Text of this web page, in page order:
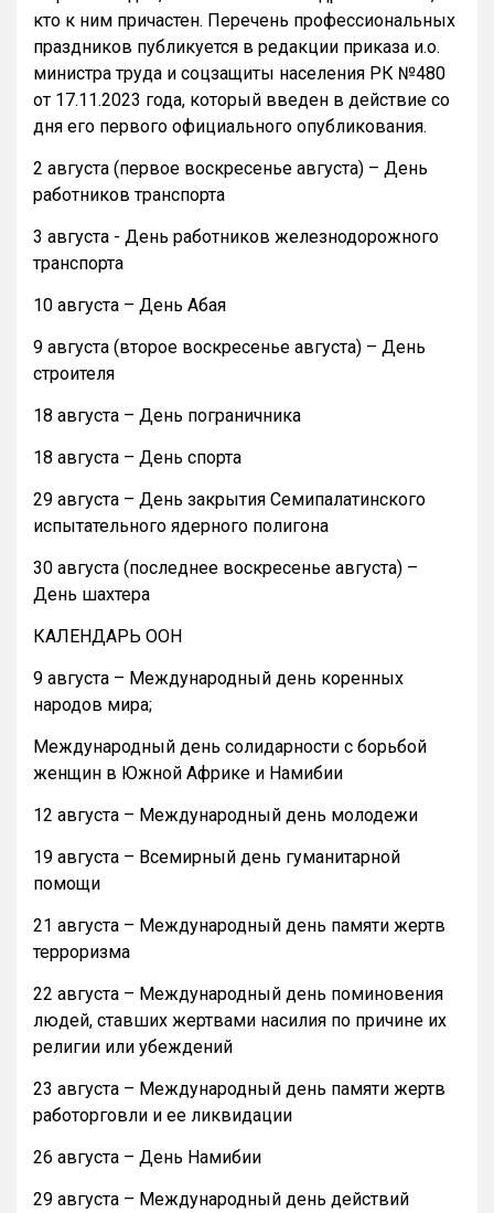
кто к ним причастен. Перечень профессиональных
праздников публикуется в редакции приказа и.о.
министра труда и соцзащиты населения РК №480
от 17.11.2023 года, который введен в действие со
дня его первого официального опубликования.
2 августа (первое воскресенье августа) – День
работников транспорта
3 августа - День работников железнодорожного
транспорта
10 августа – День Абая
9 августа (второе воскресенье августа) – День
строителя
18 августа – День пограничника
18 августа – День спорта
29 августа – День закрытия Семипалатинского
испытательного ядерного полигона
30 августа (последнее воскресенье августа) –
День шахтера
КАЛЕНДАРЬ ООН
9 августа – Международный день коренных
народов мира;
Международный день солидарности с борьбой
женщин в Южной Африке и Намибии
12 августа – Международный день молодежи
19 августа – Всемирный день гуманитарной
помощи
21 августа – Международный день памяти жертв
терроризма
22 августа – Международный день поминовения
людей, ставших жертвами насилия по причине их
религии или убеждений
23 августа – Международный день памяти жертв
работорговли и ее ликвидации
26 августа – День Намибии
29 августа – Международный день действий